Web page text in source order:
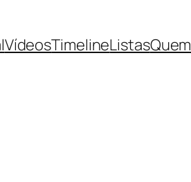
VídeosTimelineListas